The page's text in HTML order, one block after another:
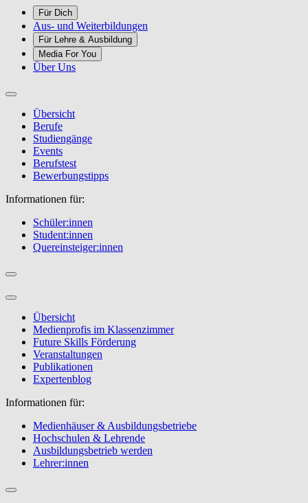
Für Dich
Aus- und Weiterbildungen
Für Lehre & Ausbildung
Media For You
Über Uns
Übersicht
Berufe
Studiengänge
Events
Berufstest
Bewerbungstipps
Informationen für:
Schüler:innen
Student:innen
Quereinsteiger:innen
Übersicht
Medienprofis im Klassenzimmer
Future Skills Förderung
Veranstaltungen
Publikationen
Expertenblog
Informationen für:
Medienhäuser & Ausbildungsbetriebe
Hochschulen & Lehrende
Ausbildungsbetrieb werden
Lehrer:innen